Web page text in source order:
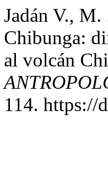
Jadán V.,
Chibunga:
al volcán
114. https://